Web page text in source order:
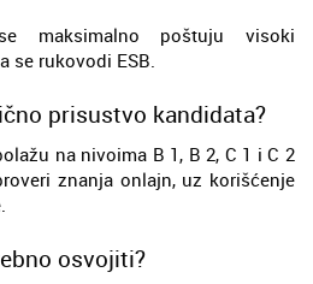
maksimalno poštuju visoki
se rukovodi ESB.
prisustvo kandidata?
na nivoima B 1, B 2, C 1 i C 2
znanja onlajn, uz korišćenje
osvojiti?